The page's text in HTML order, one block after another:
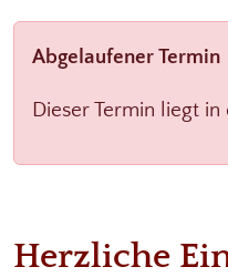
Abgelaufener Termin
Dieser Termin liegt
Herzliche